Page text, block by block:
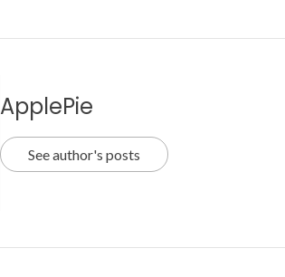
ApplePie
See author's posts